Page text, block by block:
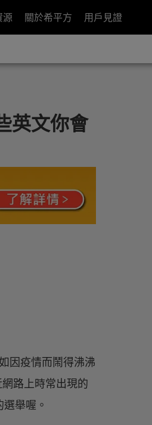
源 關於希平方 用戶見證
英文你會
因疫情而鬧得沸沸
路上時常出現的
舉喔。